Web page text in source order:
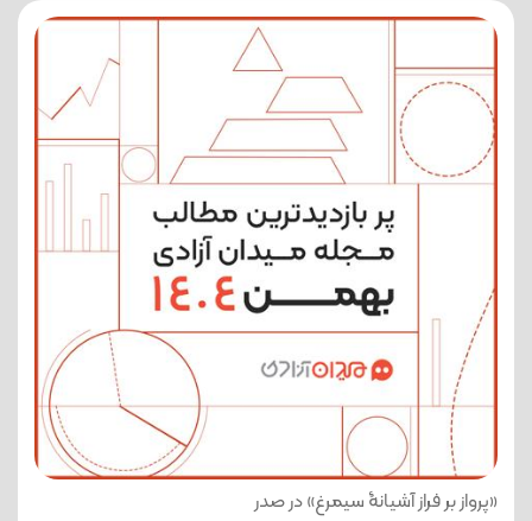
«پرواز بر فراز آشیانۀ سیمرغ» در صدر